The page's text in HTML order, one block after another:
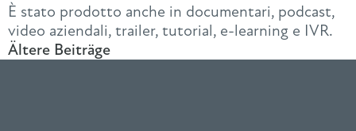
È stato prodotto anche in documentari, podcast,
video aziendali, trailer, tutorial, e-learning e IVR.
Ältere Beiträge